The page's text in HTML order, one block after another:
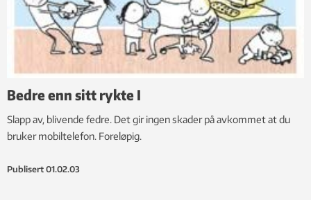
Bedre enn sitt rykte I
Slapp av, blivende fedre. Det gir ingen skader på avkommet at du
bruker mobiltelefon. Foreløpig.
Publisert 01.02.03